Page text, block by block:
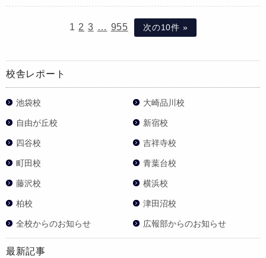
1 2 3 … 955 次の10件 »
校舎レポート
池袋校 大崎品川校
自由が丘校 新宿校
四谷校 吉祥寺校
町田校 青葉台校
藤沢校 横浜校
柏校 津田沼校
全校からのお知らせ 広報部からのお知らせ
最新記事